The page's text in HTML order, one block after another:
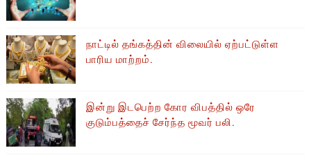
நாட்டில் தங்கத்தின் விலையில் ஏற்பட்டுள்ள
பாரிய மாற்றம்.
இன்று இடபெற்ற கோர விபத்தில் ஒரே
குடும்பத்தைச் சேர்ந்த மூவர் பலி.